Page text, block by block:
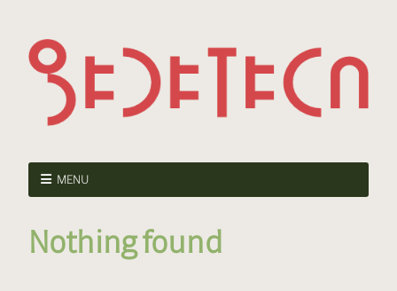
MENU
Nothing found